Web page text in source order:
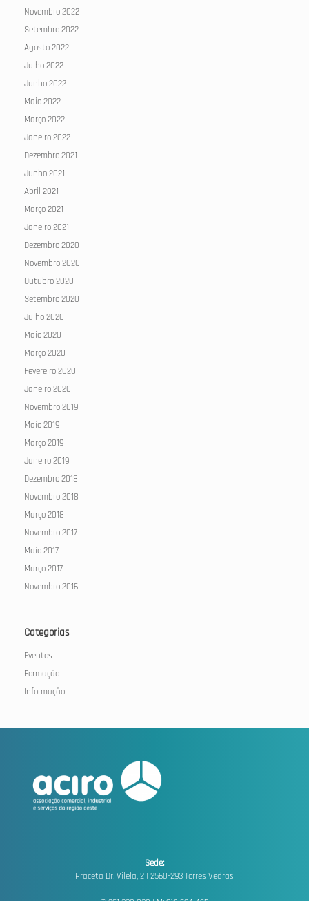
Novembro 2022
Setembro 2022
Agosto 2022
Julho 2022
Junho 2022
Maio 2022
Março 2022
Janeiro 2022
Dezembro 2021
Junho 2021
Abril 2021
Março 2021
Janeiro 2021
Dezembro 2020
Novembro 2020
Outubro 2020
Setembro 2020
Julho 2020
Maio 2020
Março 2020
Fevereiro 2020
Janeiro 2020
Novembro 2019
Maio 2019
Março 2019
Janeiro 2019
Dezembro 2018
Novembro 2018
Março 2018
Novembro 2017
Maio 2017
Março 2017
Novembro 2016
Categorias
Eventos
Formação
Informação
Sede:
Praceta Dr. Vilela, 2 | 2560-293 Torres Vedras